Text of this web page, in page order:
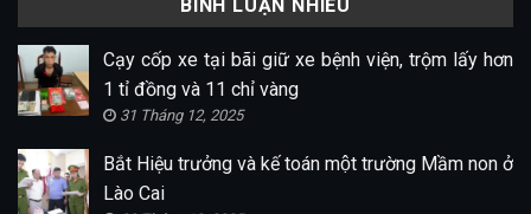
BÌNH LUẬN NHIỀU
Cạy cốp xe tại bãi giữ xe bệnh viện, trộm lấy hơn
1 tỉ đồng và 11 chỉ vàng
31 Tháng 12, 2025
Bắt Hiệu trưởng và kế toán một trường Mầm non ở
Lào Cai